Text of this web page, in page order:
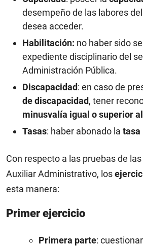
desempeño de las labores
desea acceder.
Habilitación: no haber sido
expediente disciplinario del
Administración Pública.
Discapacidad: en caso de
de discapacidad, tener
minusvalía igual o superior al
Tasas: haber abonado la tasa
Con respecto a las pruebas de
Auxiliar Administrativo, los
esta manera:
Primer ejercicio
Primera parte: